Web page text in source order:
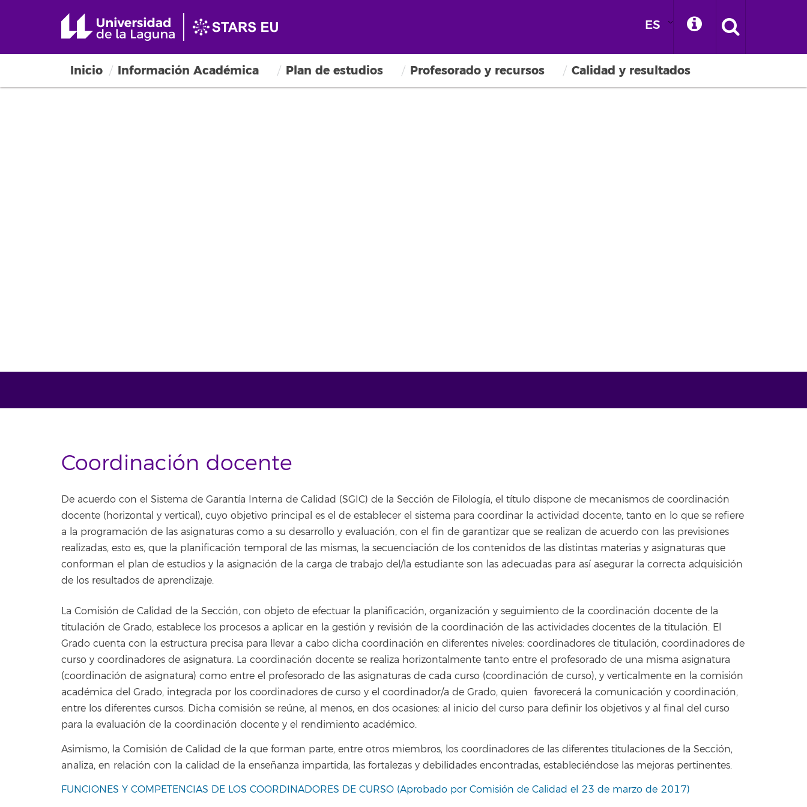
ES
Inicio Información Académica Plan de estudios Profesorado y recursos Calidad y resultados
Coordinación docente
De acuerdo con el Sistema de Garantía Interna de Calidad (SGIC) de la Sección de Filología, el título dispone de mecanismos de coordinación
docente (horizontal y vertical), cuyo objetivo principal es el de establecer el sistema para coordinar la actividad docente, tanto en lo que se refiere
a la programación de las asignaturas como a su desarrollo y evaluación, con el fin de garantizar que se realizan de acuerdo con las previsiones
realizadas, esto es, que la planificación temporal de las mismas, la secuenciación de los contenidos de las distintas materias y asignaturas que
conforman el plan de estudios y la asignación de la carga de trabajo del/la estudiante son las adecuadas para así asegurar la correcta adquisición
de los resultados de aprendizaje.
La Comisión de Calidad de la Sección, con objeto de efectuar la planificación, organización y seguimiento de la coordinación docente de la
titulación de Grado, establece los procesos a aplicar en la gestión y revisión de la coordinación de las actividades docentes de la titulación. El
Grado cuenta con la estructura precisa para llevar a cabo dicha coordinación en diferentes niveles: coordinadores de titulación, coordinadores de
curso y coordinadores de asignatura. La coordinación docente se realiza horizontalmente tanto entre el profesorado de una misma asignatura
(coordinación de asignatura) como entre el profesorado de las asignaturas de cada curso (coordinación de curso), y verticalmente en la comisión
académica del Grado, integrada por los coordinadores de curso y el coordinador/a de Grado, quien favorecerá la comunicación y coordinación,
entre los diferentes cursos. Dicha comisión se reúne, al menos, en dos ocasiones: al inicio del curso para definir los objetivos y al final del curso
para la evaluación de la coordinación docente y el rendimiento académico.
Asimismo, la Comisión de Calidad de la que forman parte, entre otros miembros, los coordinadores de las diferentes titulaciones de la Sección,
analiza, en relación con la calidad de la enseñanza impartida, las fortalezas y debilidades encontradas, estableciéndose las mejoras pertinentes.
FUNCIONES Y COMPETENCIAS DE LOS COORDINADORES DE CURSO (Aprobado por Comisión de Calidad el 23 de marzo de 2017)